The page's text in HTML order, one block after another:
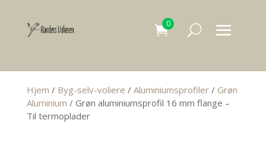
0
Hjem / Byg-selv-voliere / Aluminiumsprofiler/ Grøn
Aluminium / Grøn aluminiumsprofil 16 mm flange –
Til termoplader